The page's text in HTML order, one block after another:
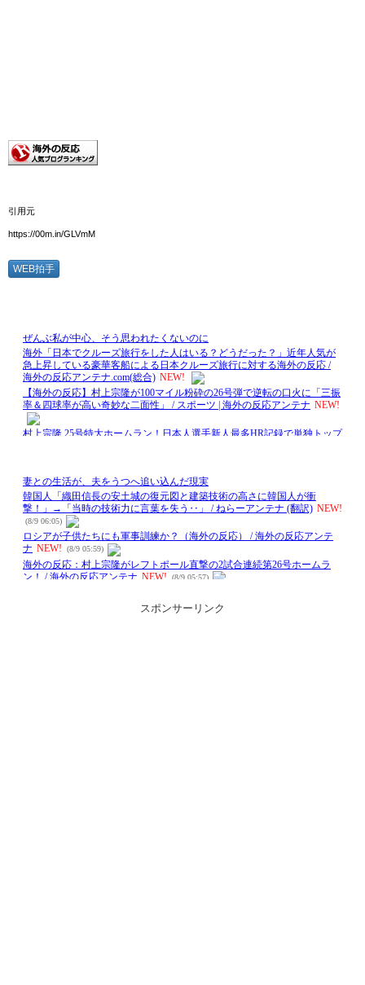
引用元
https://00m.in/GLVmM
WEB拍手
スポンサーリンク